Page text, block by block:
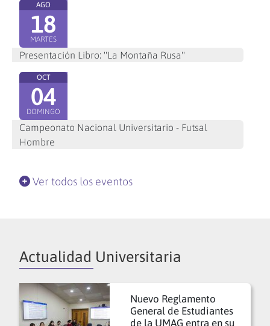
AGO
18
MARTES
Presentación Libro: "La Montaña Rusa"
OCT
04
DOMINGO
Campeonato Nacional Universitario - Futsal
Hombre
Ver todos los eventos
Actualidad Universitaria
Nuevo Reglamento
General de Estudiantes
de la UMAG entra en su